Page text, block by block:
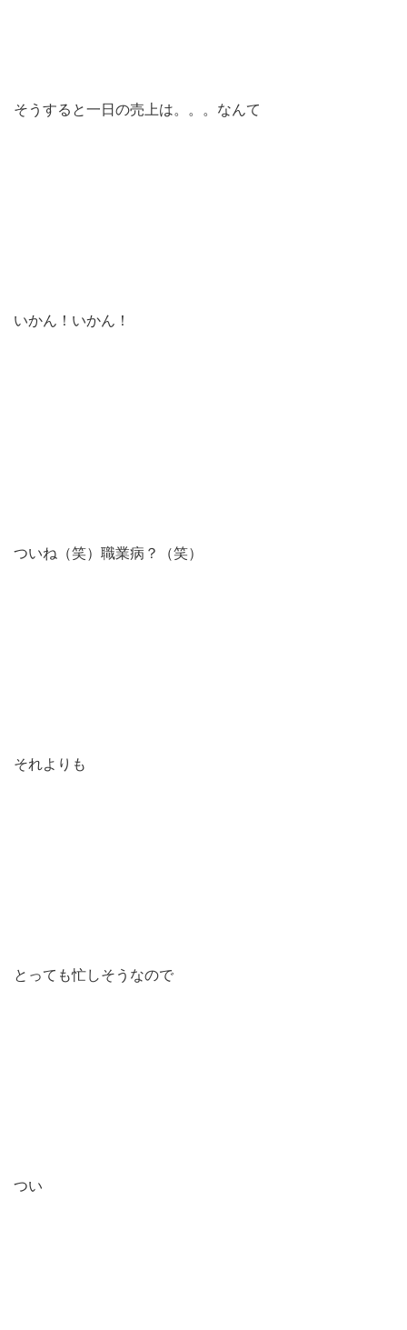
そうすると一日の売上は。。。なんて
いかん！いかん！
ついね（笑）職業病？（笑）
それよりも
とっても忙しそうなので
つい